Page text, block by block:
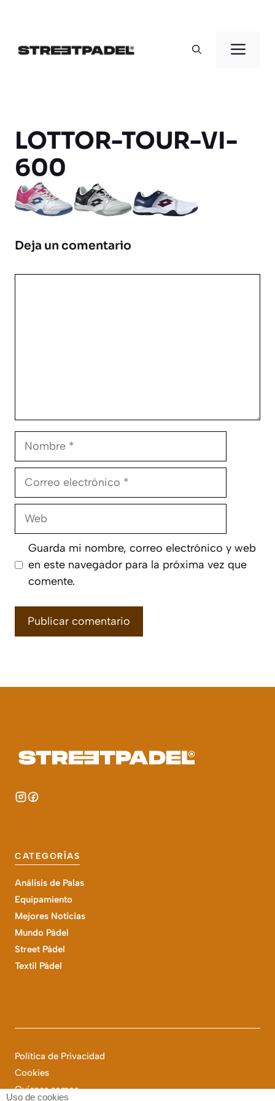
contenido
LOTTOR-TOUR-VI-
600
Deja un comentario
Nombre
Correo
Web
Guarda mi nombre, correo electrónico y web
en este navegador para la próxima vez que
comente.
CATEGORÍAS
Análisis de Palas
Equipamiento
Mejores Noticias
Mundo Pádel
Street Pádel
Textil Pádel
Política de Privacidad
Cookies
Quienes somos
Uso de cookies